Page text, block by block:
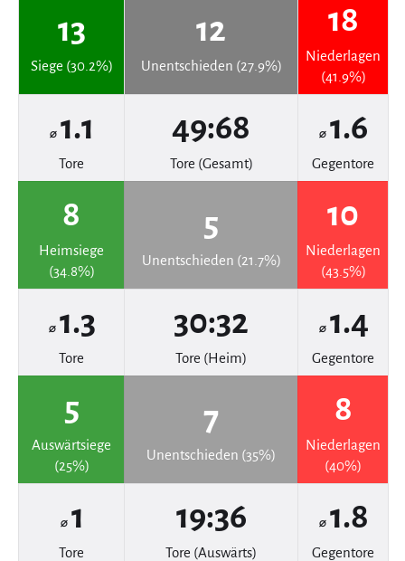
13
Siege (30.2%)
12
Unentschieden (27.9%)
18
Niederlagen
(41.9%)
⌀ 1.1
Tore
49:68
Tore (Gesamt)
⌀ 1.6
Gegentore
8
Heimsiege
(34.8%)
5
Unentschieden (21.7%)
10
Niederlagen
(43.5%)
⌀ 1.3
Tore
30:32
Tore (Heim)
⌀ 1.4
Gegentore
5
Auswärtsiege
(25%)
7
Unentschieden (35%)
8
Niederlagen
(40%)
⌀ 1
Tore
19:36
Tore (Auswärts)
⌀ 1.8
Gegentore